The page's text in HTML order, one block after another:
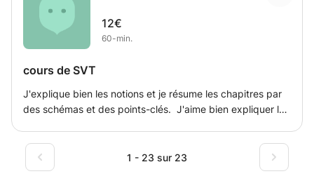
12€
60-min.
cours de SVT
J'explique bien les notions et je résume les chapitres par
des schémas et des points-clés. J'aime bien expliquer la
1 - 23 sur 23